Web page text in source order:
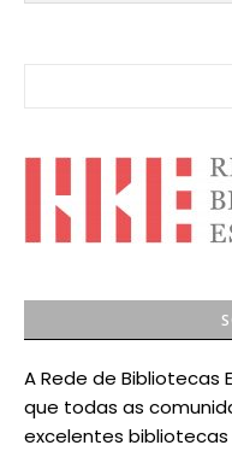
A Rede de Bibliotecas
que todas as
excelentes